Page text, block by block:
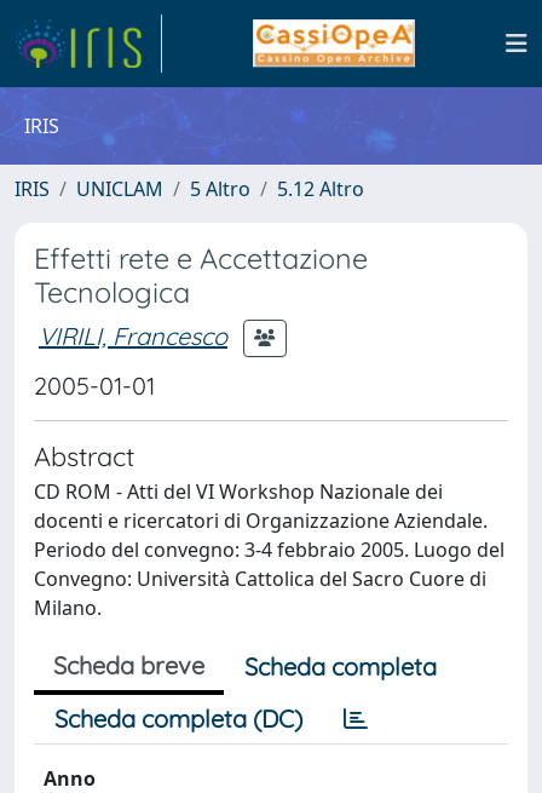
IRIS
IRIS UNICLAM 5 Altro 5.12 Altro
Effetti rete e Accettazione
Tecnologica
VIRILI, Francesco
2005-01-01
Abstract
CD ROM - Atti del VI Workshop Nazionale dei
docenti e ricercatori di Organizzazione Aziendale.
Periodo del convegno: 3-4 febbraio 2005. Luogo del
Convegno: Università Cattolica del Sacro Cuore di
Milano.
Scheda breve
Scheda completa
Scheda completa (DC)
Anno